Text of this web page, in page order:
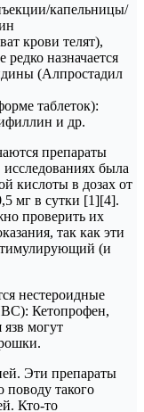
капельницы/
крови телят),
назначается
(Алпростадил
таблеток):
и др.
препараты
была
кислоты в дозах от
мг в сутки [1][4].
проверить их
так как эти
(и
нестероидные
Кетопрофен,
могут
Эти препараты
поводу такого
Кто-то